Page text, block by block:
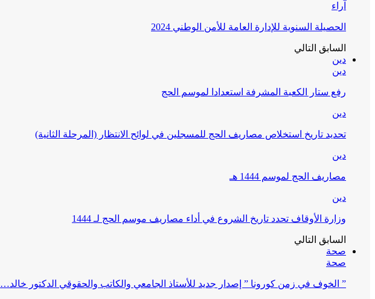
آراء
الحصيلة السنوية للإدارة العامة للأمن الوطني 2024
السابق التالي
دين
دين
رفع ستار الكعبة المشرفة استعدادا لموسم الحج
دين
تحديد تاريخ استخلاص مصاريف الحج للمسجلين في لوائح الانتظار (المرحلة الثانية)
دين
مصاريف الحج لموسم 1444 هـ
دين
وزارة الأوقاف تحدد تاريخ الشروع في أداء مصاريف موسم الحج لـ 1444
السابق التالي
صحة
صحة
” الخوف في زمن كورونا ” إصدار جديد للأستاذ الجامعي والكاتب والحقوقي الدكتور خالد…